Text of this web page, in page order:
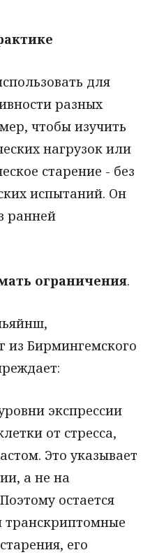
для
разных
чтобы изучить
нагрузок или
старение - без
испытаний. Он
ранней
ограничения.
из Бирмингемского
экспрессии
от стресса,
Это указывает
а не на
остается
транскриптомные
его